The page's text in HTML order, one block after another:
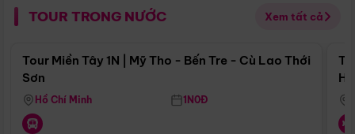
TOUR TRONG NƯỚC Xem tất cả
Điểm nổi bật
Tour Miền Tây 1N | Mỹ Tho - Bến Tre - Cù Lao Thới
Sơn
Hồ Chí Minh 1N0Đ